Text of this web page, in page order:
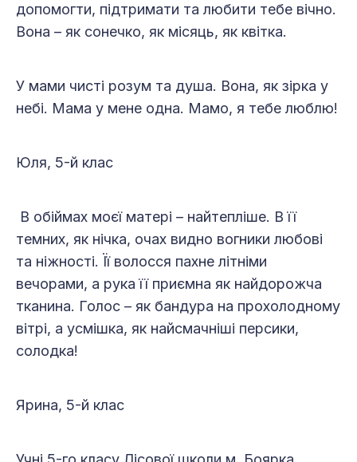
допомогти, підтримати та любити тебе вічно.
Вона – як сонечко, як місяць, як квітка.
У мами чисті розум та душа. Вона, як зірка у
небі. Мама у мене одна. Мамо, я тебе люблю!
Юля, 5-й клас
В обіймах моєї матері – найтепліше. В її
темних, як нічка, очах видно вогники любові
та ніжності. Її волосся пахне літніми
вечорами, а рука її приємна як найдорожча
тканина. Голос – як бандура на прохолодному
вітрі, а усмішка, як найсмачніші персики,
солодка!
Ярина, 5-й клас